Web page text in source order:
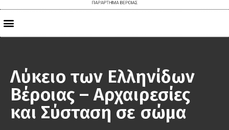
Λύκειο των Ελληνίδων
Βέροιας – Αρχαιρεσίες
και Σύσταση σε σώμα